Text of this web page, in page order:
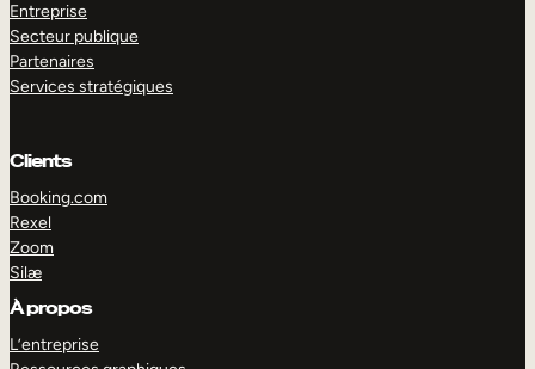
Entreprise
Secteur publique
Partenaires
Services stratégiques
Clients
Booking.com
Rexel
Zoom
Silæ
À propos
L’entreprise